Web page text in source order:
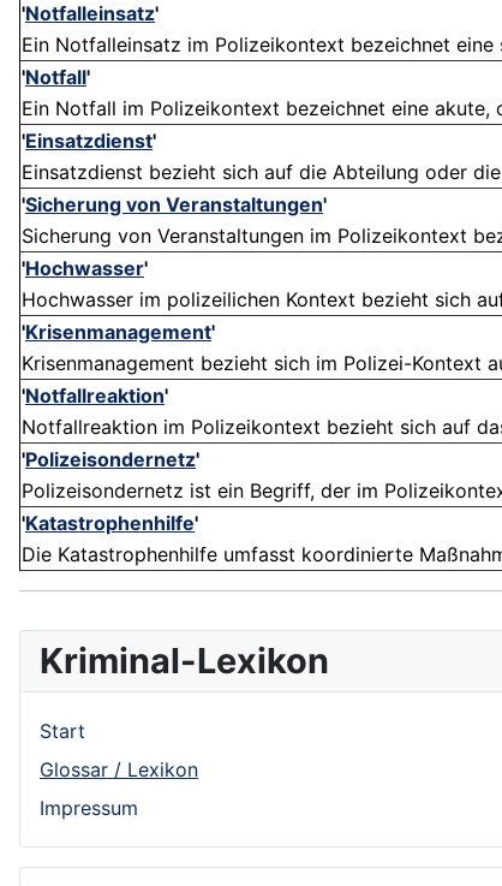
'Notfalleinsatz'
Ein Notfalleinsatz im Polizeikontext bezeichnet
'Notfall'
Ein Notfall im Polizeikontext bezeichnet eine
'Einsatzdienst'
Einsatzdienst bezieht sich auf die Abteilung oder
'Sicherung von Veranstaltungen'
Sicherung von Veranstaltungen im Polizeikontext
'Hochwasser'
Hochwasser im polizeilichen Kontext bezieht sich
'Krisenmanagement'
Krisenmanagement bezieht sich im Polizei-Kontext
'Notfallreaktion'
Notfallreaktion im Polizeikontext bezieht sich auf
'Polizeisondernetz'
Polizeisondernetz ist ein Begriff, der im
'Katastrophenhilfe'
Die Katastrophenhilfe umfasst koordinierte
Kriminal-Lexikon
Start
Glossar / Lexikon
Impressum